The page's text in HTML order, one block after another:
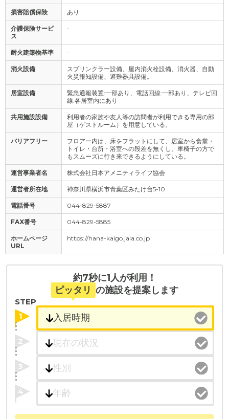
損害賠償保険 あり
介護保険サービ
ス
-
耐火建築物基準 -
消火設備
スプリンクラー設備、屋内消火栓設備、消火器、自動
火災報知設備、避難器具設備。
居室設備
緊急通報装置:一部あり、電話回線:一部あり、テレビ回
線:各居室内にあり
共用施設設備
利用者の家族や友人等の訪問者が利用できる専用の部
屋（ゲストルーム）を用意している。
バリアフリー
フロアー内は、床をフラットにして、居室から食堂・
トイレ・台所・浴室への段差を無くし、車椅子の方で
もスムーズに行き来できるようにしている。
運営事業者名 株式会社日本アメニティライフ協会
運営者所在地 神奈川県横浜市青葉区みたけ台5-10
電話番号 044-829-5887
FAX番号 044-829-5885
ホームページ
URL
https://hana-kaigo.jala.co.jp
約7秒に1人が利用！
ピッタリ の施設を提案します
STEP
1
2
3
4